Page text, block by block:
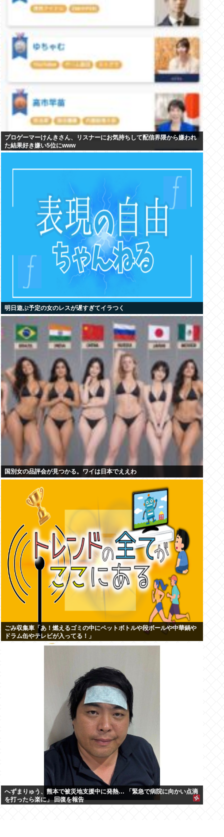
プロゲーマーけんきさん、リスナーにお気持ちして配信界隈から嫌われ
た結果好き嫌い5位にwww
明日遊ぶ予定の女のレスが遅すぎてイラつく
国別女の品評会が見つかる。ワイは日本でええわ
ごみ収集車「あ！燃えるゴミの中にペットボトルや段ボールや中華鍋や
ドラム缶やテレビが入ってる！」
へずまりゅう、熊本で被災地支援中に発熱… 「緊急で病院に向かい点滴
を打ったら楽に」 回復を報告